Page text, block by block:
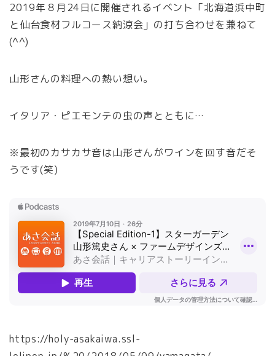
2019年８月24日に開催されるイベント「北海道浜中町
と仙台食材フルコース納涼会」の打ち合わせを兼ねて
(^^)
山形さんの料理への熱い想い。
イタリア・ピエモンテの虫の声とともに…
※最初のカサカサ音は山形さんがワインを回す音だそ
うです(笑)
https://holy-asakaiwa.ssl-